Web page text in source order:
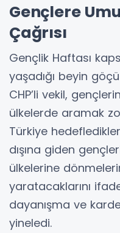
Gençlere
Çağrısı
Gençlik Haftası
yaşadığı beyin
CHP’li vekil,
ülkelerde aramak
Türkiye
dışına giden
ülkelerine
yaratacaklarını
dayanışma ve
yineledi.